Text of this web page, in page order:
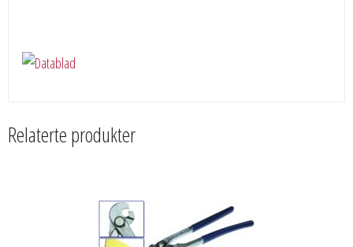
Relaterte produkter